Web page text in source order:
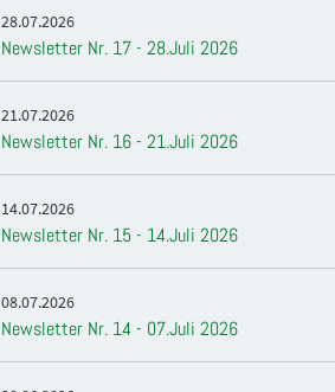
28.07.2026
Newsletter Nr. 17 - 28.Juli 2026
21.07.2026
Newsletter Nr. 16 - 21.Juli 2026
14.07.2026
Newsletter Nr. 15 - 14.Juli 2026
08.07.2026
Newsletter Nr. 14 - 07.Juli 2026